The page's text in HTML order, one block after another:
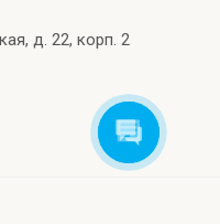
д. 22, корп. 2